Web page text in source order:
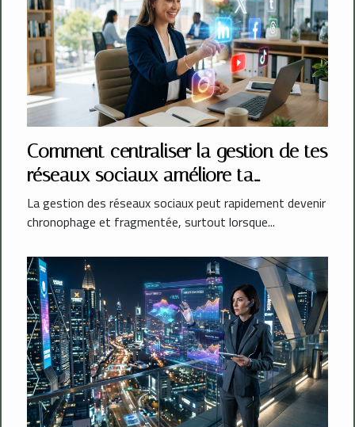
Comment centraliser la gestion de tes
réseaux sociaux améliore ta
productivité ?
La gestion des réseaux sociaux peut rapidement devenir
chronophage et fragmentée, surtout lorsque...